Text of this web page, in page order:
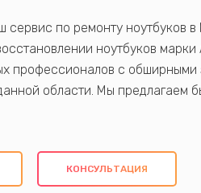
сервис по ремонту ноутбуков
ноутбуков
профессионалов с обширными
области. Мы предлагаем
оригинальных
обслуживание,
образом. Не медлите
КОНСУЛЬТАЦИЯ